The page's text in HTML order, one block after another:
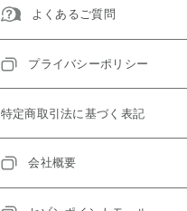
よくあるご質問
プライバシーポリシー
特定商取引法に基づく表記
会社概要